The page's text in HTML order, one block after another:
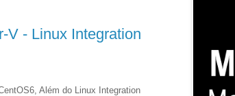
V - Linux Integration
Além do Linux Integration